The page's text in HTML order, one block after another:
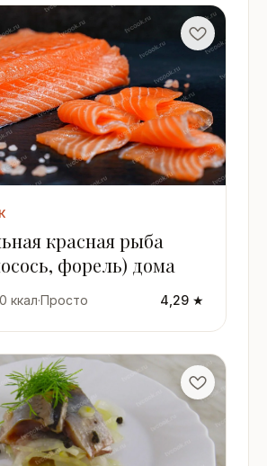
красная рыба
форель) дома
ккал·Просто 4,29 ★